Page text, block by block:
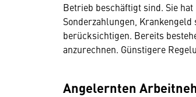
Betrieb beschäftigt sind. Sie
Sonderzahlungen,
berücksichtigen. Bereits
anzurechnen. Günstigere
Angelernten